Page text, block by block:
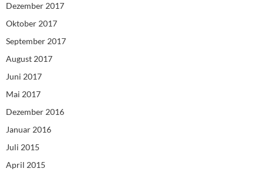
Dezember 2017
Oktober 2017
September 2017
August 2017
Juni 2017
Mai 2017
Dezember 2016
Januar 2016
Juli 2015
April 2015